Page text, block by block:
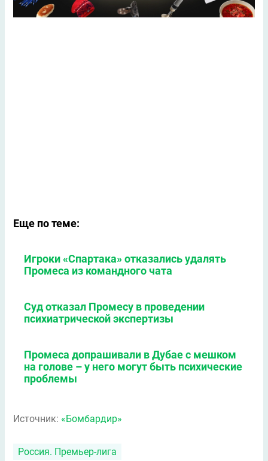
Еще по теме:
Игроки «Спартака» отказались удалять
Промеса из командного чата
Суд отказал Промесу в проведении
психиатрической экспертизы
Промеса допрашивали в Дубае с мешком
на голове – у него могут быть психические
проблемы
Источник: «Бомбардир»
Россия. Премьер-лига